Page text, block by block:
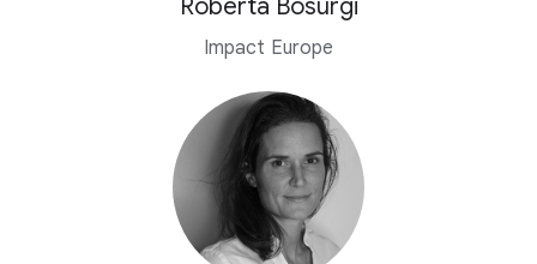
Roberta Bosurgi
Impact Europe